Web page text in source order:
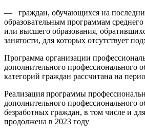
— граждан, обучающихся на
образовательным программам
или высшего образования,
занятости, для которых отсутствует
Программа организации
дополнительного профессионального
категорий граждан рассчитана на
Реализация программы
дополнительного профессионального
безработных граждан, в том числе и
продолжена в 2023 году